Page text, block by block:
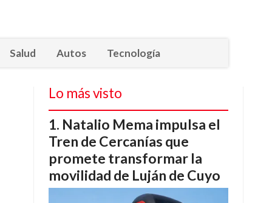
Salud Autos Tecnología
Lo más visto
Natalio Mema impulsa el
Tren de Cercanías que
promete transformar la
movilidad de Luján de Cuyo